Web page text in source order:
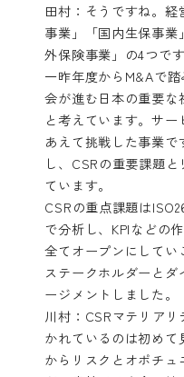
田村：そうですね。
事業」「国内生保事
外保険事業」の4つで
一昨年度からM&Aで
会が進む日本の重要な
と考えています。サー
あえて挑戦した事業
し、CSRの重要課題
ています。
CSRの重点課題は
で分析し、KPIなどの
全てオープンにしてい
ステークホルダーと
ージメントしました。
川村：CSRマテリア
かれているのは初めて
からリスクとオポチ